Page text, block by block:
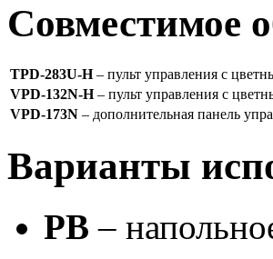
Совместимое
TPD-283U-H– пульт управления с
VPD-132N-H– пульт управления с
VPD-173N – дополнительная панель
Варианты
PB –